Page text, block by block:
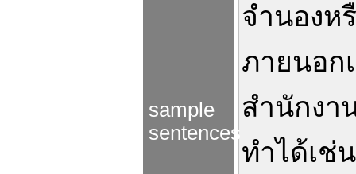
sample
sentences
จำนองห
ภายนอก
สำนักงา
ทำได้เช่